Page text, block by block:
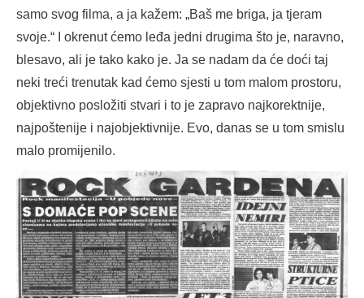
samo svog filma, a ja kažem: „Baš me briga, ja tjeram
svoje.“ I okrenut ćemo leđa jedni drugima što je, naravno,
blesavo, ali je tako kako je. Ja se nadam da će doći taj
neki treći trenutak kad ćemo sjesti u tom malom prostoru,
objektivno posložiti stvari i to je zapravo najkorektnije,
najpoštenije i najobjektivnije. Evo, danas se u tom smislu
malo promijenilo.